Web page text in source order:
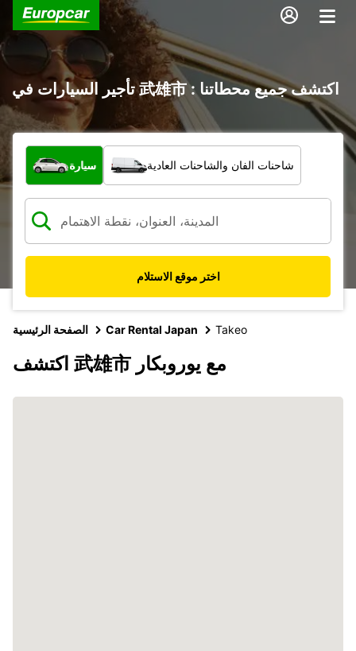
تأجير السيارات في 武雄市 : اكتشف جميع محطاتنا
ما نوع المركبة؟
سيارة شاحنات الفان والشاحنات العادية
اختر موقع الاستلام
الصفحة الرئيسية Car Rental Japan Takeo
اكتشف 武雄市 مع يوروبكار